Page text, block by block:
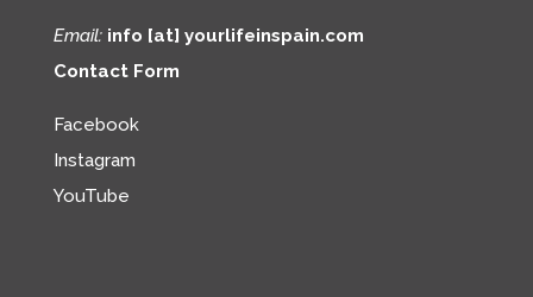
Email: info [at] yourlifeinspain.com
Contact Form
Facebook
Instagram
YouTube